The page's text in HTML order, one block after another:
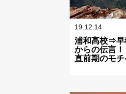
19.12.14
浦和高校⇒早
からの伝言
直前期のモ